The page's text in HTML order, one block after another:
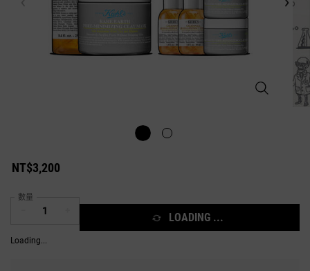
滿意保證雙
NT$3,200
數量
LOADING ...
Loading...